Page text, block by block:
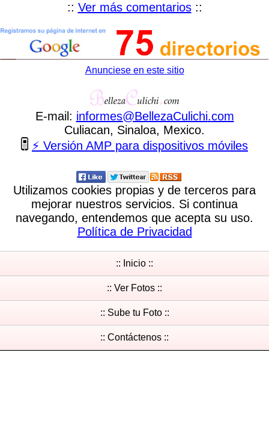
:: Ver más comentarios::
Anunciese en este sitio
E-mail: informes@BellezaCulichi.com
Culiacan, Sinaloa, Mexico.
⚡ Versión AMP para dispositivos móviles
Utilizamos cookies propias y de terceros para
mejorar nuestros servicios. Si continua
navegando, entendemos que acepta su uso.
Política de Privacidad
:: Inicio ::
:: Ver Fotos ::
:: Sube tu Foto ::
:: Contáctenos ::